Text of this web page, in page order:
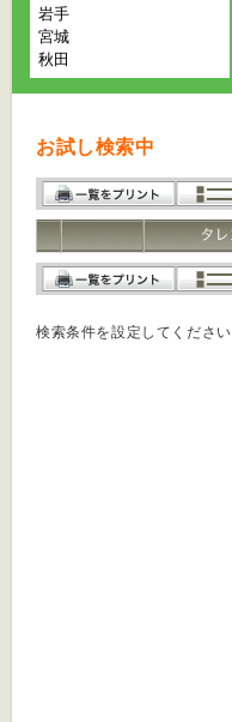
お試し検索中
検索条件を設定してください